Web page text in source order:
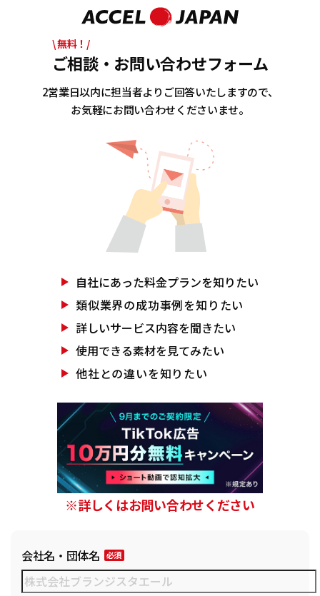
\ 無料！/
ご相談・お問い合わせフォーム
2営業日以内に担当者よりご回答いたしますので、
お気軽にお問い合わせくださいませ。
自社にあった料金プランを知りたい
類似業界の成功事例を知りたい
詳しいサービス内容を聞きたい
使用できる素材を見てみたい
他社との違いを知りたい
※詳しくはお問い合わせください
会社名・団体名